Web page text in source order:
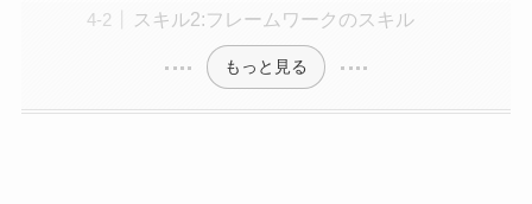
スキル2:フレームワークのスキル
もっと見る